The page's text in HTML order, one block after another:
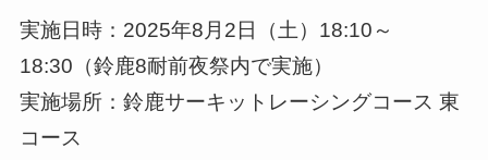
実施日時：2025年8月2日（土）18:10～
18:30（鈴鹿8耐前夜祭内で実施）
実施場所：鈴鹿サーキットレーシングコース 東
コース